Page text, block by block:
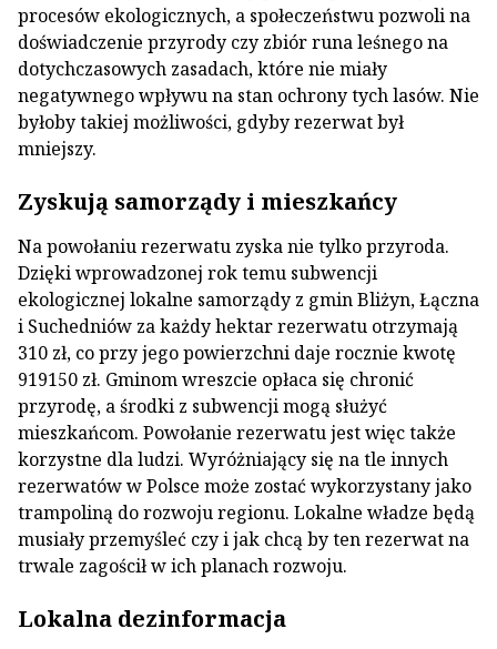
procesów ekologicznych, a społeczeństwu pozwoli na
doświadczenie przyrody czy zbiór runa leśnego na
dotychczasowych zasadach, które nie miały
negatywnego wpływu na stan ochrony tych lasów. Nie
byłoby takiej możliwości, gdyby rezerwat był
mniejszy.
Zyskują samorządy i mieszkańcy
Na powołaniu rezerwatu zyska nie tylko przyroda.
Dzięki wprowadzonej rok temu subwencji
ekologicznej lokalne samorządy z gmin Bliżyn, Łączna
i Suchedniów za każdy hektar rezerwatu otrzymają
310 zł, co przy jego powierzchni daje rocznie kwotę
919150 zł. Gminom wreszcie opłaca się chronić
przyrodę, a środki z subwencji mogą służyć
mieszkańcom. Powołanie rezerwatu jest więc także
korzystne dla ludzi. Wyróżniający się na tle innych
rezerwatów w Polsce może zostać wykorzystany jako
trampoliną do rozwoju regionu. Lokalne władze będą
musiały przemyśleć czy i jak chcą by ten rezerwat na
trwale zagościł w ich planach rozwoju.
Lokalna dezinformacja